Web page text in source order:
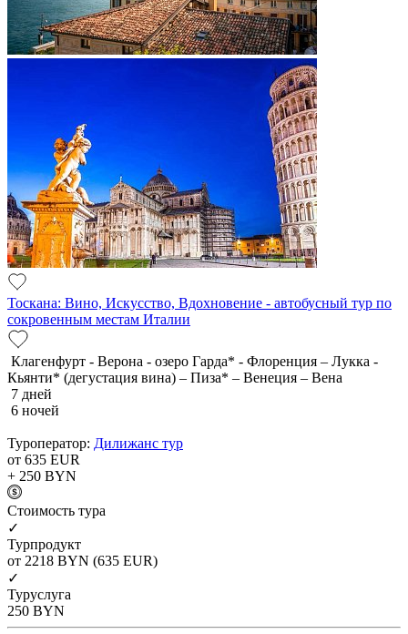
Тоскана: Вино, Искусство, Вдохновение - автобусный тур по
сокровенным местам Италии
Клагенфурт - Верона - озеро Гарда* - Флоренция – Лукка -
Кьянти* (дегустация вина) – Пиза* – Венеция – Вена
7 дней
6 ночей
Туроператор: Дилижанс тур
от 635 EUR
+ 250 BYN
Cтоимость тура
✓
Турпродукт
от 2218 BYN (635 EUR)
✓
Туруслуга
250 BYN